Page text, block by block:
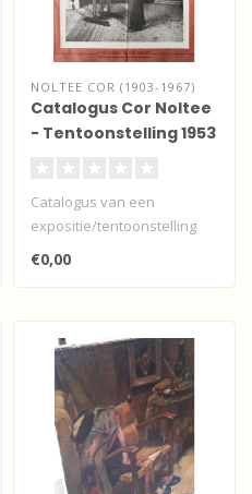
NOLTEE COR (1903-1967)
Catalogus Cor Noltee
- Tentoonstelling 1953
Catalogus van een
expositie/tentoonstelling
van Cor Noltee van 6 tot 21
juni 19..
€0,00